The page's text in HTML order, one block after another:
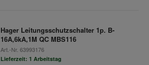
Hager Leitungsschutzschalter 1p. B-
16A,6kA,1M QC MBS116
Art.-Nr. 63993176
Lieferzeit: 1 Arbeitstag